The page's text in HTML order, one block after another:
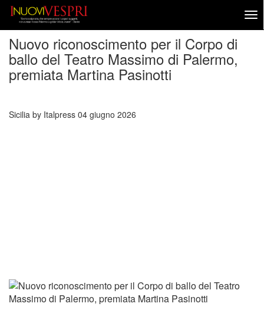
Nuovo riconoscimento per il Corpo di
ballo del Teatro Massimo di Palermo,
premiata Martina Pasinotti
Sicilia by Italpress 04 giugno 2026